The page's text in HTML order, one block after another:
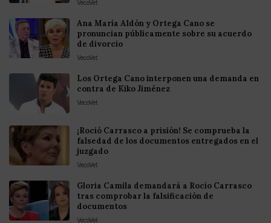
VecoVet
Ana María Aldón y Ortega Cano se
pronuncian públicamente sobre su acuerdo
de divorcio
VecoVet
Los Ortega Cano interponen una demanda en
contra de Kiko Jiménez
VecoVet
¡Roció Carrasco a prisión! Se comprueba la
falsedad de los documentos entregados en el
juzgado
VecoVet
Gloria Camila demandará a Rocío Carrasco
tras comprobar la falsificación de
documentos
VecoVet